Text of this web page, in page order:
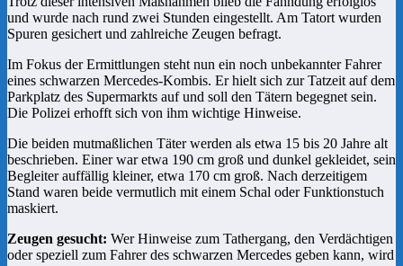
und wurde nach rund zwei Stunden eingestellt. Am Tatort wurden
Spuren gesichert und zahlreiche Zeugen befragt.
Im Fokus der Ermittlungen steht nun ein noch unbekannter Fahrer
eines schwarzen Mercedes-Kombis. Er hielt sich zur Tatzeit auf dem
Parkplatz des Supermarkts auf und soll den Tätern begegnet sein.
Die Polizei erhofft sich von ihm wichtige Hinweise.
Die beiden mutmaßlichen Täter werden als etwa 15 bis 20 Jahre alt
beschrieben. Einer war etwa 190 cm groß und dunkel gekleidet, sein
Begleiter auffällig kleiner, etwa 170 cm groß. Nach derzeitigem
Stand waren beide vermutlich mit einem Schal oder Funktionstuch
maskiert.
Zeugen gesucht: Wer Hinweise zum Tathergang, den Verdächtigen
oder speziell zum Fahrer des schwarzen Mercedes geben kann, wird